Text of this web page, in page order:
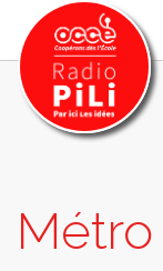
GRILLE DES
EMISSIONS /
Métro